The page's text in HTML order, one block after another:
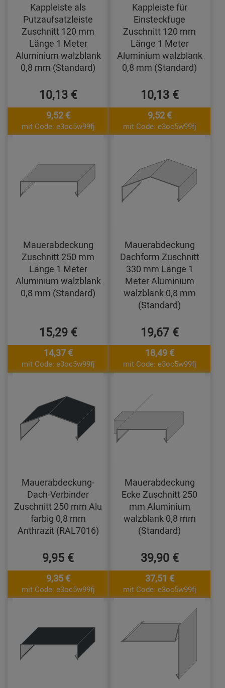
Kappleiste als
Putzaufsatzleiste
Zuschnitt 120 mm
Länge 1 Meter
Aluminium walzblank
0,8 mm (Standard)
10,13 €
9,52 €
mit Code: e3oc5w99fj
Kappleiste für
Einsteckfuge
Zuschnitt 120 mm
Länge 1 Meter
Aluminium walzblank
0,8 mm (Standard)
10,13 €
9,52 €
mit Code: e3oc5w99fj
Mauerabdeckung
Zuschnitt 250 mm
Länge 1 Meter
Aluminium walzblank
0,8 mm (Standard)
15,29 €
14,37 €
mit Code: e3oc5w99fj
Mauerabdeckung
Dachform Zuschnitt
330 mm Länge 1
Meter Aluminium
walzblank 0,8 mm
(Standard)
19,67 €
18,49 €
mit Code: e3oc5w99fj
Mauerabdeckung-
Dach-Verbinder
Zuschnitt 250 mm Alu
farbig 0,8 mm
Anthrazit (RAL7016)
9,95 €
9,35 €
mit Code: e3oc5w99fj
Mauerabdeckung
Ecke Zuschnitt 250
mm Aluminium
walzblank 0,8 mm
(Standard)
39,90 €
37,51 €
mit Code: e3oc5w99fj